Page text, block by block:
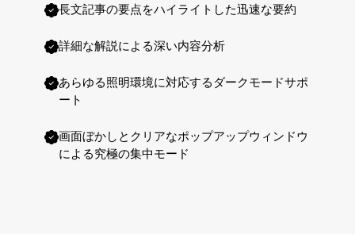
長文記事の要点をハイライトした迅速な要約
詳細な解説による深い内容分析
あらゆる照明環境に対応するダークモードサポ
ート
画面ぼかしとクリアなポップアップウィンドウ
による究極の集中モード